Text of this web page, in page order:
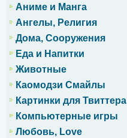
Аниме и Манга
Ангелы, Религия
Дома, Сооружения
Еда и Напитки
Животные
Каомодзи Смайлы
Картинки для Твиттера
Компьютерные игры
Любовь, Love